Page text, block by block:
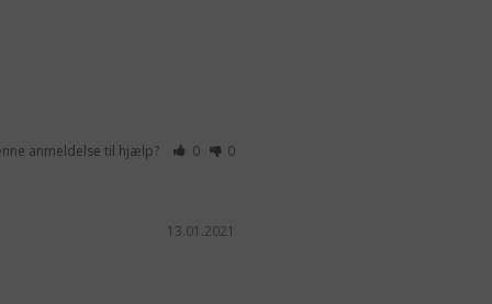
anmeldelse til hjælp? 0 0
13.01.2021